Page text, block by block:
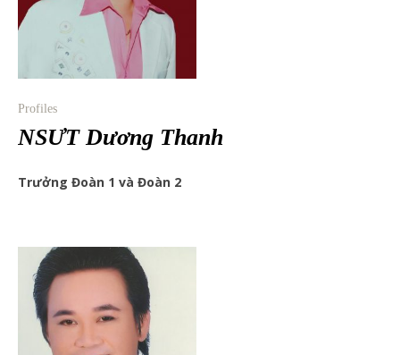
Profiles
NSƯT Dương Thanh
Trưởng Đoàn 1 và Đoàn 2